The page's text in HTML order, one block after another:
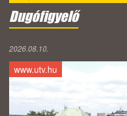
Dugófigyelő
2026.08.10.
www.utv.hu